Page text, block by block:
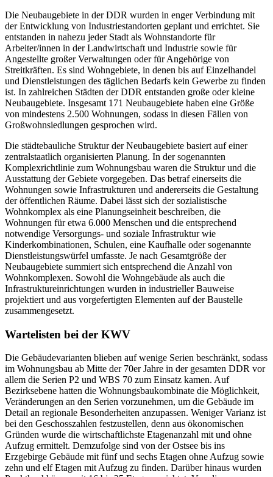
Die Neubaugebiete in der DDR wurden in enger Verbindung mit
der Entwicklung von Industriestandorten geplant und errichtet. Sie
entstanden in nahezu jeder Stadt als Wohnstandorte für
Arbeiter/innen in der Landwirtschaft und Industrie sowie für
Angestellte großer Verwaltungen oder für Angehörige von
Streitkräften. Es sind Wohngebiete, in denen bis auf Einzelhandel
und Dienstleistungen des täglichen Bedarfs kein Gewerbe zu finden
ist. In zahlreichen Städten der DDR entstanden große oder kleine
Neubaugebiete. Insgesamt 171 Neubaugebiete haben eine Größe
von mindestens 2.500 Wohnungen, sodass in diesen Fällen von
Großwohnsiedlungen gesprochen wird.
Die städtebauliche Struktur der Neubaugebiete basiert auf einer
zentralstaatlich organisierten Planung. In der sogenannten
Komplexrichtlinie zum Wohnungsbau waren die Struktur und die
Ausstattung der Gebiete vorgegeben. Das betraf einerseits die
Wohnungen sowie Infrastrukturen und andererseits die Gestaltung
der öffentlichen Räume. Dabei lässt sich der sozialistische
Wohnkomplex als eine Planungseinheit beschreiben, die
Wohnungen für etwa 6.000 Menschen und die entsprechend
notwendige Versorgungs- und soziale Infrastruktur wie
Kinderkombinationen, Schulen, eine Kaufhalle oder sogenannte
Dienstleistungswürfel umfasste. Je nach Gesamtgröße der
Neubaugebiete summiert sich entsprechend die Anzahl von
Wohnkomplexen. Sowohl die Wohngebäude als auch die
Infrastruktureinrichtungen wurden in industrieller Bauweise
projektiert und aus vorgefertigten Elementen auf der Baustelle
zusammengesetzt.
Wartelisten bei der KWV
Die Gebäudevarianten blieben auf wenige Serien beschränkt, sodass
im Wohnungsbau ab Mitte der 70er Jahre in der gesamten DDR vor
allem die Serien P2 und WBS 70 zum Einsatz kamen. Auf
Bezirksebene hatten die Wohnungsbaukombinate die Möglichkeit,
Veränderungen an den Serien vorzunehmen, um die Gebäude im
Detail an regionale Besonderheiten anzupassen. Weniger Varianz ist
bei den Geschosszahlen festzustellen, denn aus ökonomischen
Gründen wurde die wirtschaftlichste Etagenanzahl mit und ohne
Aufzug ermittelt. Demzufolge sind von der Ostsee bis ins
Erzgebirge Gebäude mit fünf und sechs Etagen ohne Aufzug sowie
zehn und elf Etagen mit Aufzug zu finden. Darüber hinaus wurden